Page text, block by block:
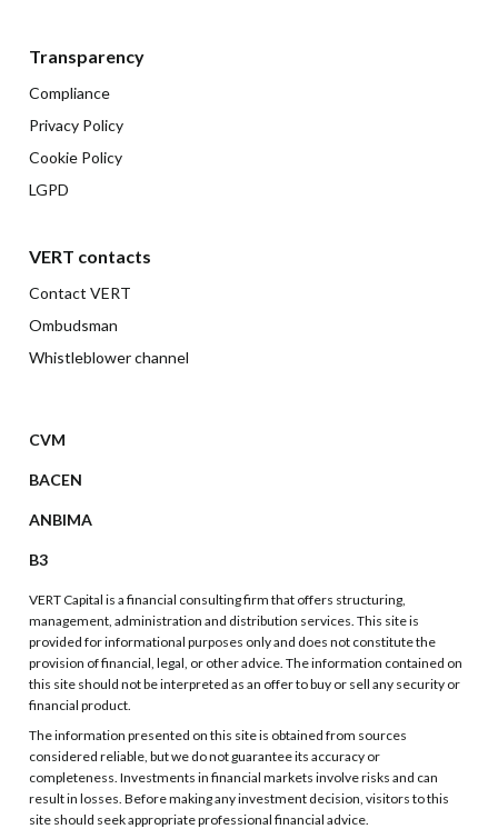
Transparency
Compliance
Privacy Policy
Cookie Policy
LGPD
VERT contacts
Contact VERT
Ombudsman
Whistleblower channel
CVM
BACEN
ANBIMA
B3
VERT Capital is a financial consulting firm that offers structuring,
management, administration and distribution services. This site is
provided for informational purposes only and does not constitute the
provision of financial, legal, or other advice. The information contained on
this site should not be interpreted as an offer to buy or sell any security or
financial product.
The information presented on this site is obtained from sources
considered reliable, but we do not guarantee its accuracy or
completeness. Investments in financial markets involve risks and can
result in losses. Before making any investment decision, visitors to this
site should seek appropriate professional financial advice.